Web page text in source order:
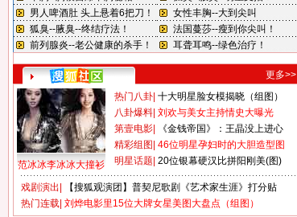
更多>>
范冰冰李冰冰大撞衫
热门八卦 十大明星脸女模揭晓（组图）
八卦爆料 刘欢与美女主持情史大曝光
第壹电影
《金钱帝国》：王晶没上进心
精彩组图 46位明星孕妇时的大胆造型图
明星话题 20位银幕硬汉比拼阳刚美(图)
戏剧演出
【搜狐观演团】普契尼歌剧《艺术家生涯》打分贴
热门连载 刘烨电影里15位大牌女星美图大盘点（组图）